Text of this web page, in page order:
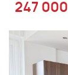
247 000
Ak už
izbovom
izbový